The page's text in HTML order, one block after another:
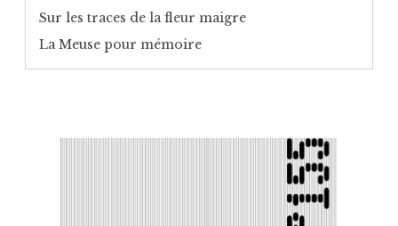
Sur les traces de la fleur maigre
La Meuse pour mémoire